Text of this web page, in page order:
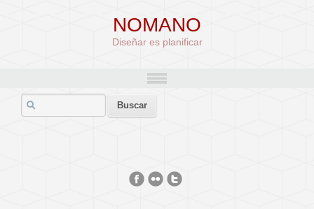
NOMANO
Diseñar es planificar